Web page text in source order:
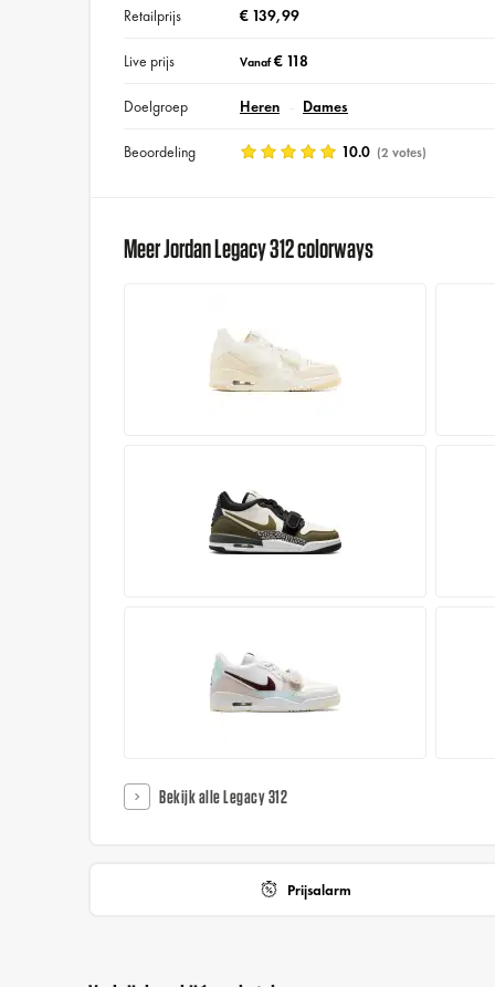
Retailprijs € 139,99
Live prijs Vanaf€ 118
Doelgroep Heren Dames
Beoordeling 10.0 (2 votes)
Meer Jordan Legacy 312 colorways
Bekijk alle Legacy 312
Prijsalarm